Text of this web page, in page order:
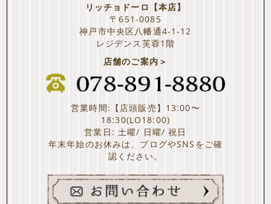
リッチョドーロ【本店】
〒651-0085
神戸市中央区八幡通4-1-12
レジデンス芙蓉1階
店舗のご案内＞
営業時間:【店頭販売】13:00〜
18:30(LO18:00)
営業日: 土曜/ 日曜/ 祝日
年末年始のお休みは、ブログやSNSをご確
認ください。